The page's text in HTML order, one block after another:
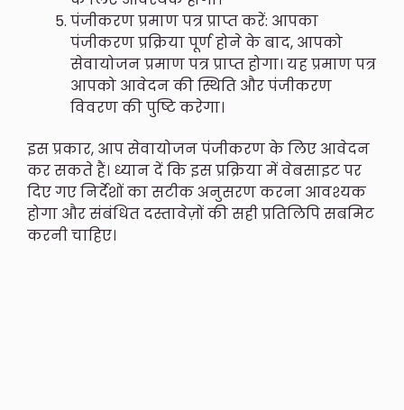
पंजीकरण प्रमाण पत्र प्राप्त करें: आपका
पंजीकरण प्रक्रिया पूर्ण होने के बाद, आपको
सेवायोजन प्रमाण पत्र प्राप्त होगा। यह प्रमाण पत्र
आपको आवेदन की स्थिति और पंजीकरण
विवरण की पुष्टि करेगा।
इस प्रकार, आप सेवायोजन पंजीकरण के लिए आवेदन
कर सकते हैं। ध्यान दें कि इस प्रक्रिया में वेबसाइट पर
दिए गए निर्देशों का सटीक अनुसरण करना आवश्यक
होगा और संबंधित दस्तावेज़ों की सही प्रतिलिपि सबमिट
करनी चाहिए।